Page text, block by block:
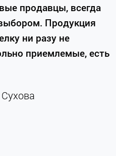
продавцы, всегда
Продукция
ни разу не
приемлемые, есть